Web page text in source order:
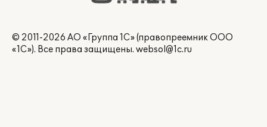
© 2011-2026 АО «Группа 1С» (правопреемник ООО
«1С»). Все права защищены. websol@1c.ru